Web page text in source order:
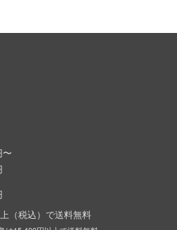
〜
（税込）で送料無料